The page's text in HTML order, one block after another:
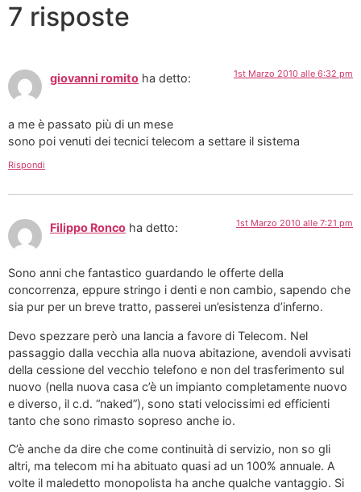
7 risposte
giovanni romito ha detto: 1st Marzo 2010 alle 6:32 pm
a me è passato più di un mese
sono poi venuti dei tecnici telecom a settare il sistema
Rispondi
Filippo Ronco ha detto: 1st Marzo 2010 alle 7:21 pm
Sono anni che fantastico guardando le offerte della
concorrenza, eppure stringo i denti e non cambio, sapendo che
sia pur per un breve tratto, passerei un’esistenza d’inferno.
Devo spezzare però una lancia a favore di Telecom. Nel
passaggio dalla vecchia alla nuova abitazione, avendoli avvisati
della cessione del vecchio telefono e non del trasferimento sul
nuovo (nella nuova casa c’è un impianto completamente nuovo
e diverso, il c.d. “naked”), sono stati velocissimi ed efficienti
tanto che sono rimasto sopreso anche io.
C’è anche da dire che come continuità di servizio, non so gli
altri, ma telecom mi ha abituato quasi ad un 100% annuale. A
volte il maledetto monopolista ha anche qualche vantaggio. Si